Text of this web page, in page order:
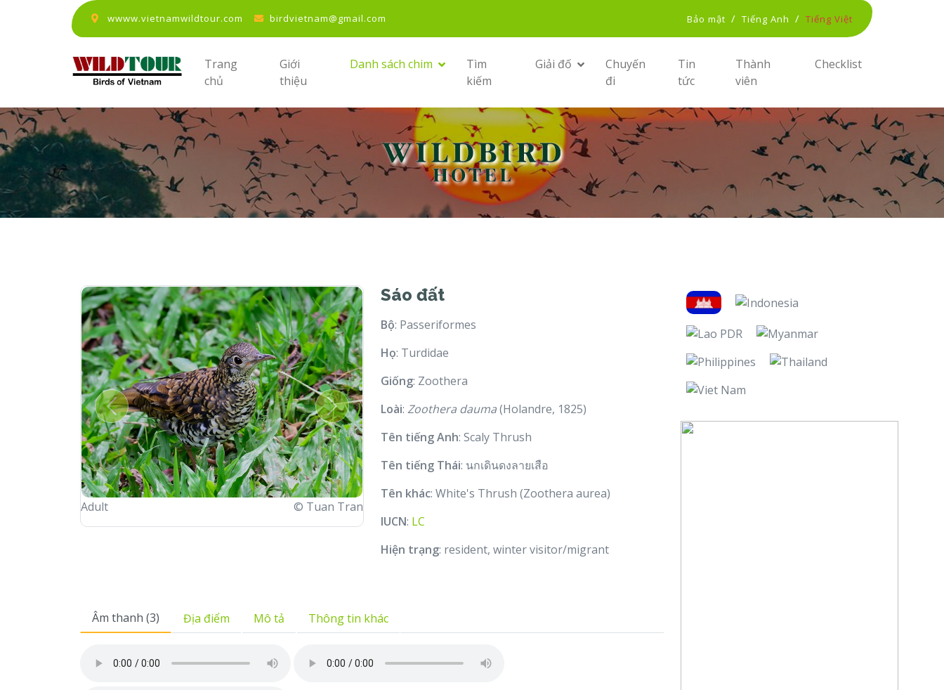
wwww.vietnamwildtour.com birdvietnam@gmail.com Bảo mật / Tiếng Anh / Tiếng Việt
Trang
chủ
Giới
thiệu
Danh sách chim
Tìm
kiếm
Giải đố
Chuyến
đi
Tin
tức
Thành
viên
Checklist
Adult © Tuan Tran
Previous Next
Sáo đất
Bộ: Passeriformes
Họ: Turdidae
Giống: Zoothera
Loài: Zoothera dauma(Holandre, 1825)
Tên tiếng Anh: Scaly Thrush
Tên tiếng Thái: นกเดินดงลายเสือ
Tên khác: White's Thrush (Zoothera aurea)
IUCN: LC
Hiện trạng: resident, winter visitor/migrant
Âm thanh (3) Địa điểm Mô tả Thông tin khác